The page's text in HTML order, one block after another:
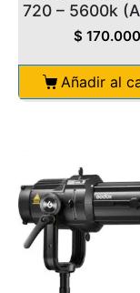
720 – 5600k
$ 170.000
Añadir al